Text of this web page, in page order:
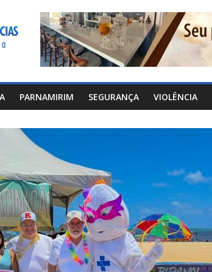
PARNAMIRIM SEGURANÇA VIOLÊNCIA